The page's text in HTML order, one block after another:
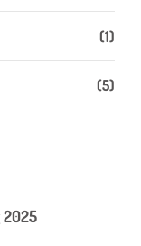
(1)
(5)
2025